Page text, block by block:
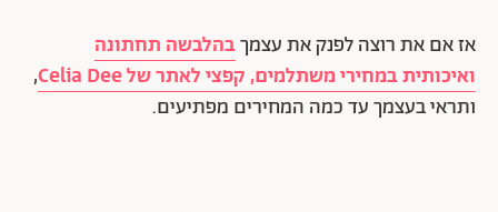
אז אם את רוצה לפנק את עצמךבהלבשה תחתונה
ואיכותית במחירי משתלמים, קפצי לאתר של Celia Dee
,
ותראי בעצמך עד כמה המחירים מפתיעים.